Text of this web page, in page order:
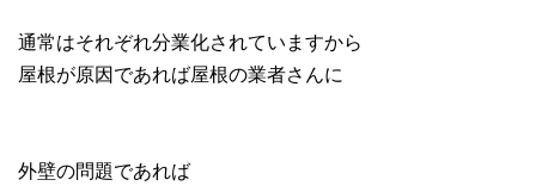
通常はそれぞれ分業化されていますから
屋根が原因であれば屋根の業者さんに
外壁の問題であれば